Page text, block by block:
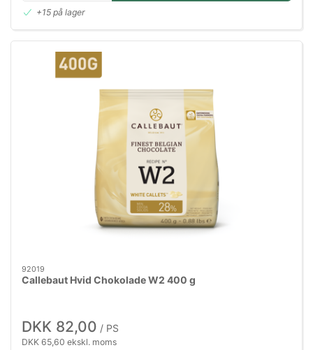
+15 på lager
92019
Callebaut Hvid Chokolade W2 400 g
DKK 82,00 / PS
DKK 65,60 ekskl. moms